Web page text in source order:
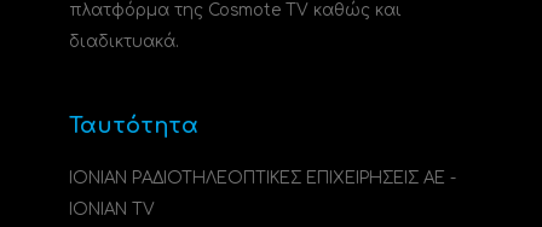
πλατφόρμα της Cosmote TV καθώς και
διαδικτυακά.
Ταυτότητα
ΙΟΝΙΑΝ ΡΑΔΙΟΤΗΛΕΟΠΤΙΚΕΣ ΕΠΙΧΕΙΡΗΣΕΙΣ ΑΕ -
IONIAN TV